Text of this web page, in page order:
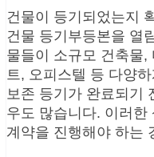
건물이 등기되었는지
건물 등기부등본을 열
물들이 소규모 건축물,
트, 오피스텔 등 다양
보존 등기가 완료되기
우도 많습니다. 이러
계약을 진행해야 하는